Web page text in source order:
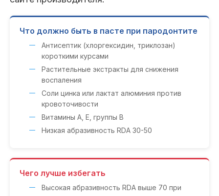
Что должно быть в пасте при пародонтите
Антисептик (хлоргексидин, триклозан)
короткими курсами
Растительные экстракты для снижения
воспаления
Соли цинка или лактат алюминия против
кровоточивости
Витамины A, E, группы B
Низкая абразивность RDA 30-50
Чего лучше избегать
Высокая абразивность RDA выше 70 при